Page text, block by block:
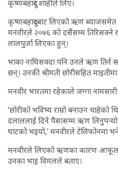
कृष्णबहादुर शाहीले लिए।
कृष्णबहादुरबाट लिएको ऋण
मनवीरले २०७६ को दसैंसम्म तिरिसक्ने
लालपुर्जा लिएका हुन्।
भाका नाघिसक्दा पनि उनले ऋण तिर्न
छन्। उनकी श्रीमती छोरीसहित
मनवीर भारतमा रहेकाले जग्गा
‘छोरीको भविष्य राम्रो बनाउन चाहेको
दलाललाई दिने पैसासम्म ऋण
घाटको भइयो,’ मनवीरले टेलिफोनमा
मनवीरले लिएको ऋणका कारण
उनका भाइ विमलले बताए।